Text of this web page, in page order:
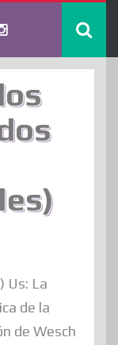
Us: La
de la
de Wesch